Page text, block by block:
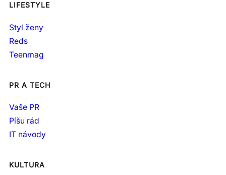
LIFESTYLE
Styl ženy
Reds
Teenmag
PR A TECH
Vaše PR
Píšu rád
IT návody
KULTURA